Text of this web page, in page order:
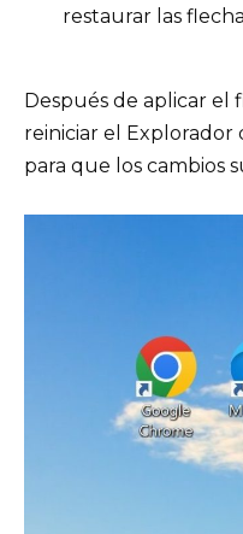
restaurar las
Después de aplicar el
reiniciar el Explorador
para que los cambios